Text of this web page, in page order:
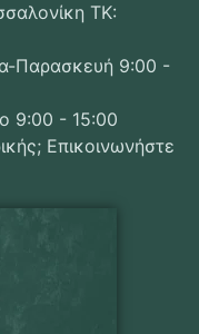
ΤΚ:
Παρασκευή 9:00 -
9:00 - 15:00
Επικοινωνήστε